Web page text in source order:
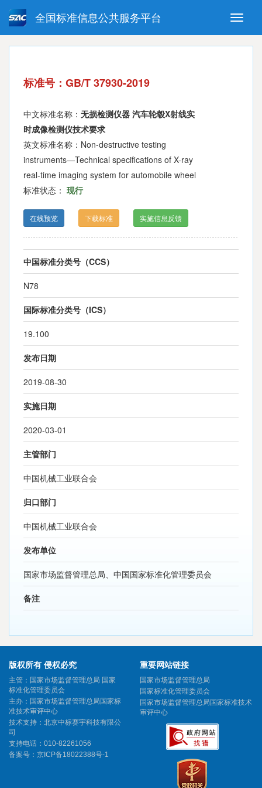
Toggle
全国标准信息公共服务平台
强制性国家标准 推荐性国家标准
指导性技术文件 (National standards in foreign
标准号：GB/T 37930-2019
中文标准名称： 无损检测仪器 汽车轮毂X射线实
时成像检测仪技术要求
英文标准名称：Non-destructive testing
instruments—Technical specifications of X-ray
real-time imaging system for automobile wheel
标准状态： 现行
在线预览 下载标准 实施信息反馈
中国标准分类号（CCS）
N78
国际标准分类号（ICS）
19.100
发布日期
2019-08-30
实施日期
2020-03-01
主管部门
中国机械工业联合会
归口部门
中国机械工业联合会
发布单位
国家市场监督管理总局、中国国家标准化管理委员会
备注
版权所有 侵权必究
主管：国家市场监督管理总局 国家
标准化管理委员会
主办：国家市场监督管理总局国家标
准技术审评中心
技术支持：北京中标赛宇科技有限公
司
支持电话：010-82261056
备案号： 京ICP备18022388号-1
重要网站链接
国家市场监督管理总局
国家标准化管理委员会
国家市场监督管理总局国家标准技术
审评中心